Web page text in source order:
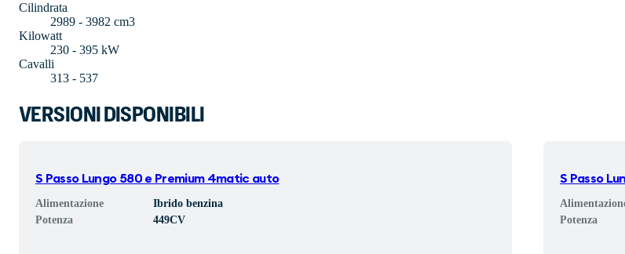
Cilindrata
2989 - 3982 cm3
Kilowatt
230 - 395 kW
Cavalli
313 - 537
VERSIONI DISPONIBILI
S Passo Lungo 580 e Premium 4matic auto
Alimentazione
Ibrido benzina
Potenza
449CV
S Passo
Potenza